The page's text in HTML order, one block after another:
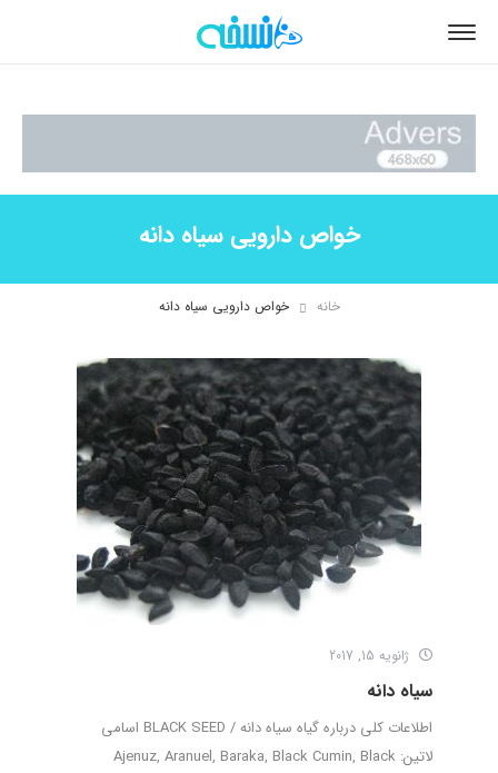
خواص دارویی سیاه دانه
خانه خواص دارویی سیاه دانه
ژانویه 15, 2017
سیاه دانه
اطلاعات کلی درباره گیاه سیاه دانه / BLACK SEED اسامی
لاتین: Ajenuz, Aranuel, Baraka, Black Cumin, Black